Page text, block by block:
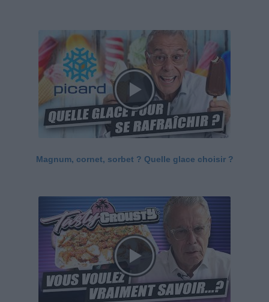
Magnum, cornet, sorbet ? Quelle glace choisir ?